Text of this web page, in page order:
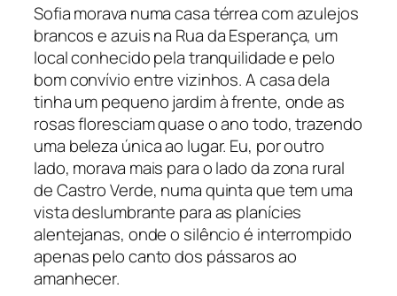
Sofia morava numa casa térrea com azulejos
brancos e azuis na Rua da Esperança, um
local conhecido pela tranquilidade e pelo
bom convívio entre vizinhos. A casa dela
tinha um pequeno jardim à frente, onde as
rosas floresciam quase o ano todo, trazendo
uma beleza única ao lugar. Eu, por outro
lado, morava mais para o lado da zona rural
de Castro Verde, numa quinta que tem uma
vista deslumbrante para as planícies
alentejanas, onde o silêncio é interrompido
apenas pelo canto dos pássaros ao
amanhecer.